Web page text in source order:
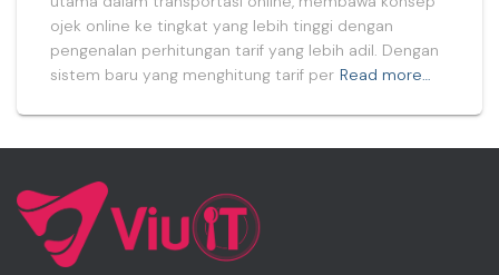
ojek online ke tingkat yang lebih tinggi dengan
pengenalan perhitungan tarif yang lebih adil. Dengan
sistem baru yang menghitung tarif per Read more…